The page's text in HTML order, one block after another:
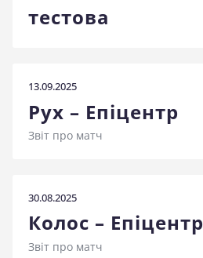
тестова
13.09.2025
Рух – Епіцентр
Звіт про матч
30.08.2025
Колос – Епіцентр
Звіт про матч